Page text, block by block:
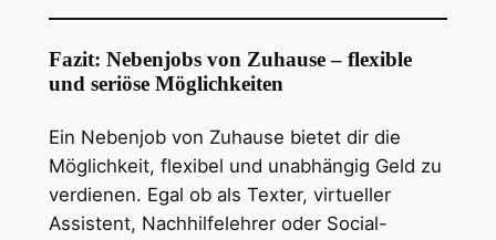
Fazit: Nebenjobs von Zuhause – flexible
und seriöse Möglichkeiten
Ein Nebenjob von Zuhause bietet dir die
Möglichkeit, flexibel und unabhängig Geld zu
verdienen. Egal ob als Texter, virtueller
Assistent, Nachhilfelehrer oder Social-